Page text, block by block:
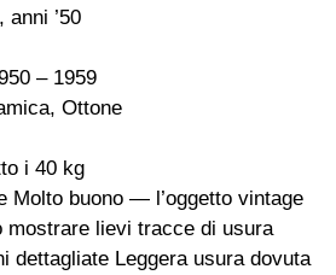
’50
– 1959
Ottone
i 40 kg
Molto buono — l’oggetto vintage
mostrare lievi tracce di usura
dettagliate Leggera usura dovuta